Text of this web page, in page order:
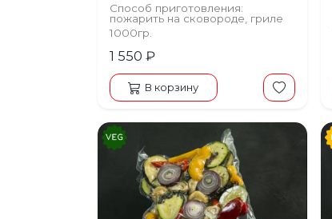
Способ приготовления:
пожарить на сковороде, гриле
1000гр.
1 550 ₽
В корзину